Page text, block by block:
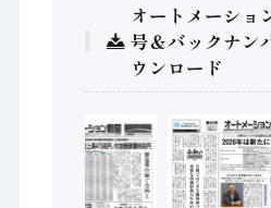
オートメーショ
号＆バックナン
ウンロード